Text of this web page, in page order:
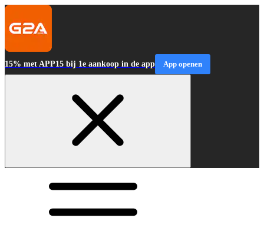
15% met APP15 bij 1e aankoop in de app App openen